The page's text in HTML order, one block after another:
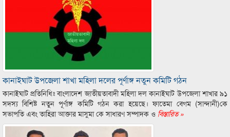
কানাইঘাট উপজেলা শাখা মহিলা দলের পূর্ণাঙ্গ নতুন কমিটি গঠন
কানাইঘাট প্রতিনিধিঃ বাংলাদেশ জাতীয়তাবাদী মহিলা দল কানাইঘাট উপজেলা শাখার ৯১
সদস্য বিশিষ্ট নতুন পূর্ণাঙ্গ কমিটি গঠন করা হয়েছে। ফাতেমা বেগম (সান্দানী)কে
সভাপতি এবং তাহিরা আক্তার মাসুমা কে সাধারণ সম্পাদক ও বিস্তারিত »